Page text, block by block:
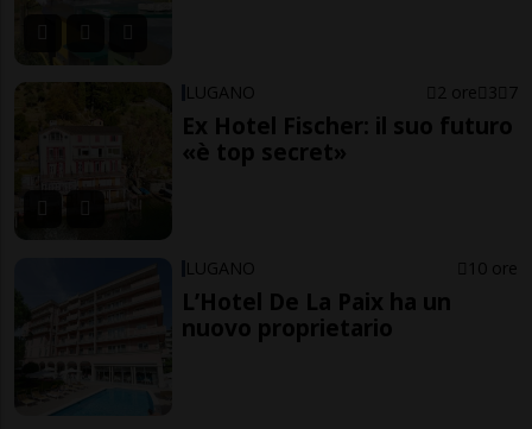
LUGANO 2 ore 3 7
Ex Hotel Fischer: il suo futuro
«è top secret»
LUGANO 10 ore
L’Hotel De La Paix ha un
nuovo proprietario